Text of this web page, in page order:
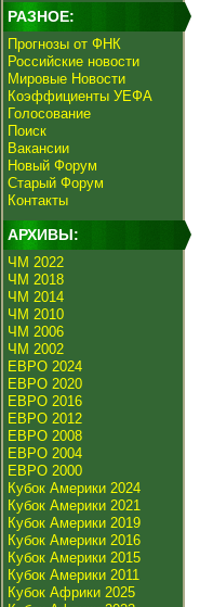
РАЗНОЕ:
Прогнозы от ФНК
Российские новости
Мировые Новости
Коэффициенты УЕФА
Голосование
Поиск
Вакансии
Новый Форум
Старый Форум
Контакты
АРХИВЫ:
ЧМ 2022
ЧМ 2018
ЧМ 2014
ЧМ 2010
ЧМ 2006
ЧМ 2002
ЕВРО 2024
ЕВРО 2020
ЕВРО 2016
ЕВРО 2012
ЕВРО 2008
ЕВРО 2004
ЕВРО 2000
Кубок Америки 2024
Кубок Америки 2021
Кубок Америки 2019
Кубок Америки 2016
Кубок Америки 2015
Кубок Америки 2011
Кубок Африки 2025